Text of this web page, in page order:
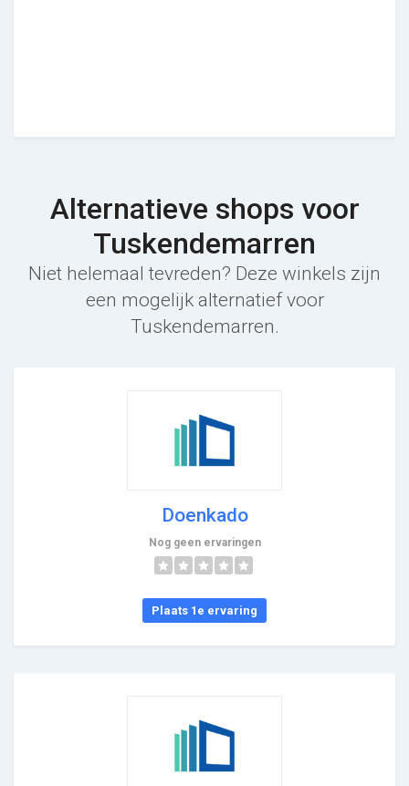
Alternatieve shops voor
Tuskendemarren
Niet helemaal tevreden? Deze winkels zijn
een mogelijk alternatief voor
Tuskendemarren.
Doenkado
Nog geen ervaringen
Plaats 1e ervaring